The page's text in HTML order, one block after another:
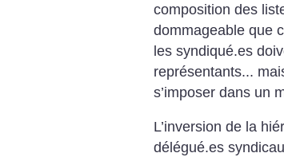
composition des
dommageable que
les syndiqué.es
représentants...
s’imposer dans un
L’inversion de la
délégué.es